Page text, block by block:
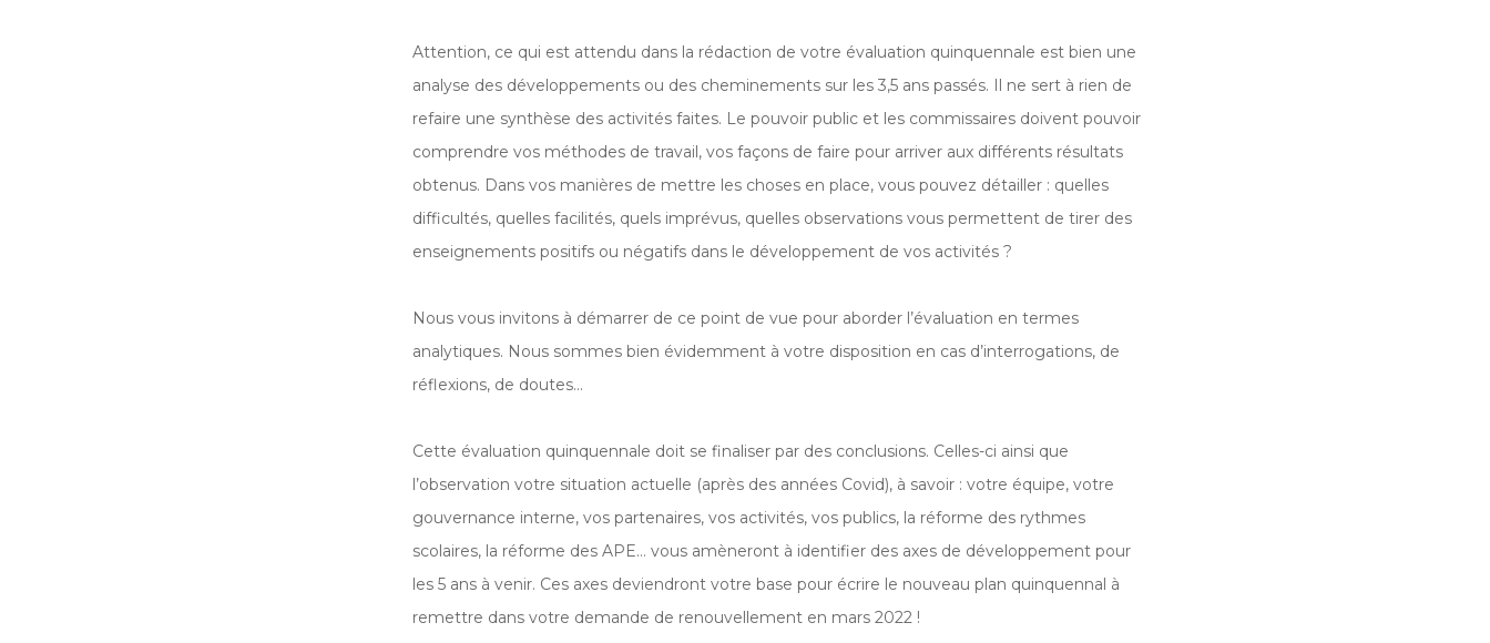
Attention, ce qui est attendu dans la rédaction de votre évaluation quinquennale est bien une
analyse des développements ou des cheminements sur les 3,5 ans passés. Il ne sert à rien de
refaire une synthèse des activités faites. Le pouvoir public et les commissaires doivent pouvoir
comprendre vos méthodes de travail, vos façons de faire pour arriver aux différents résultats
obtenus. Dans vos manières de mettre les choses en place, vous pouvez détailler : quelles
difficultés, quelles facilités, quels imprévus, quelles observations vous permettent de tirer des
enseignements positifs ou négatifs dans le développement de vos activités ?
Nous vous invitons à démarrer de ce point de vue pour aborder l’évaluation en termes
analytiques. Nous sommes bien évidemment à votre disposition en cas d’interrogations, de
réflexions, de doutes…
Cette évaluation quinquennale doit se finaliser par des conclusions. Celles-ci ainsi que
l’observation votre situation actuelle (après des années Covid), à savoir : votre équipe, votre
gouvernance interne, vos partenaires, vos activités, vos publics, la réforme des rythmes
scolaires, la réforme des APE… vous amèneront à identifier des axes de développement pour
les 5 ans à venir. Ces axes deviendront votre base pour écrire le nouveau plan quinquennal à
remettre dans votre demande de renouvellement en mars 2022 !